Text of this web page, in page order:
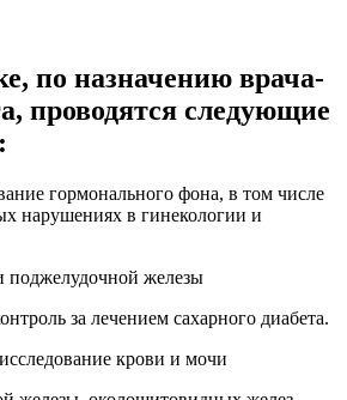
по назначению врача-
проводятся следующие
гормонального фона, в том числе
нарушениях в гинекологии и
поджелудочной железы
за лечением сахарного диабета.
крови и мочи